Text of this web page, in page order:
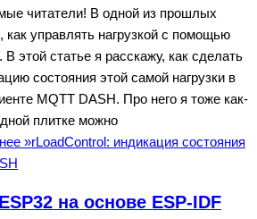
читатели! В одной из прошлых
как управлять нагрузкой с помощью
В этой статье я расскажу, как сделать
состояния этой самой нагрузки в
MQTT DASH. Про него я тоже как-
плитке можно
»rLoadControl: индикация состояния
на основе ESP-IDF